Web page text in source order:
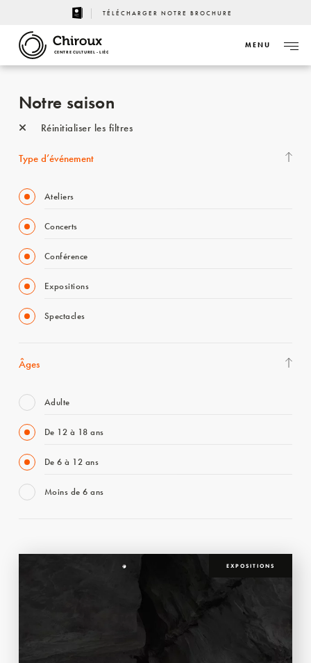
TÉLÉCHARGER NOTRE BROCHURE
CENTRE CULTUREL - LIÈGE
MENU
Notre saison
Réinitialiser les filtres
Type d’événement
Ateliers
Concerts
Conférence
Expositions
Spectacles
Âges
Adulte
De 12 à 18 ans
De 6 à 12 ans
Moins de 6 ans
EXPOSITIONS